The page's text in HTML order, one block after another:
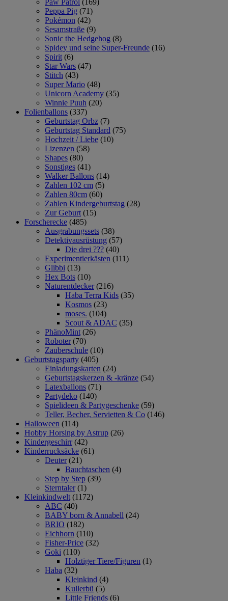
Peppa Pig (71)
Pokémon (42)
Sesamstraße (9)
Sonic the Hedgehog (8)
Spidey und seine Super-Freunde (16)
Spirit (6)
Star Wars (47)
Stitch (43)
Super Mario (48)
Unicorn Academy (35)
Winnie Puuh (20)
Folienballons (337)
Geburtstag Orbz (7)
Geburtstag Standard (75)
Hochzeit / Liebe (10)
Lizenzen (58)
Shapes (80)
Sonstiges (41)
Walker Ballons (14)
Zahlen 102 cm (5)
Zahlen 80cm (60)
Zahlen Kindergeburtstag (28)
Zur Geburt (15)
Forscherecke (485)
Ausgrabungssets (38)
Detektivausrüstung (57)
Die drei ??? (40)
Experimentierkästen (111)
Glibbi (13)
Hex Bots (10)
Naturentdecker (216)
Haba Terra Kids (35)
Kosmos (23)
moses. (104)
Scout & ADAC (35)
PhänoMint (26)
Roboter (70)
Zauberschule (10)
Geburtstagsparty (405)
Einladungskarten (24)
Geburtstagskerzen & -kränze (54)
Latexballons (71)
Partydeko (140)
Spielideen & Partygeschenke (59)
Teller, Becher, Servietten & Co (146)
Halloween (114)
Hobby Horsing by Astrup (26)
Kindergeschirr (42)
Kinderrucksäcke (61)
Deuter (21)
Bauchtaschen (4)
Step by Step (39)
Sterntaler (1)
Kleinkindwelt (1172)
ABC (40)
BABY born & Annabell (24)
BRIO (182)
Eichhorn (110)
Fisher-Price (32)
Goki (110)
Holztiger Tiere/Figuren (1)
Haba (32)
Kleinkind (4)
Kullerbü (5)
Little Friends (6)